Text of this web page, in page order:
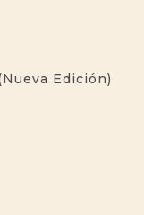
Edición)